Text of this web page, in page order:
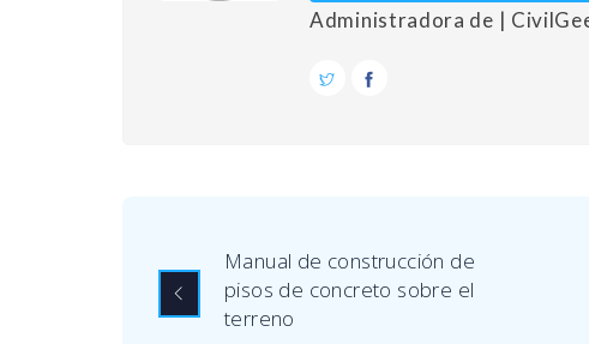
Administradora de |
Manual de construcción de
pisos de concreto sobre el
terreno